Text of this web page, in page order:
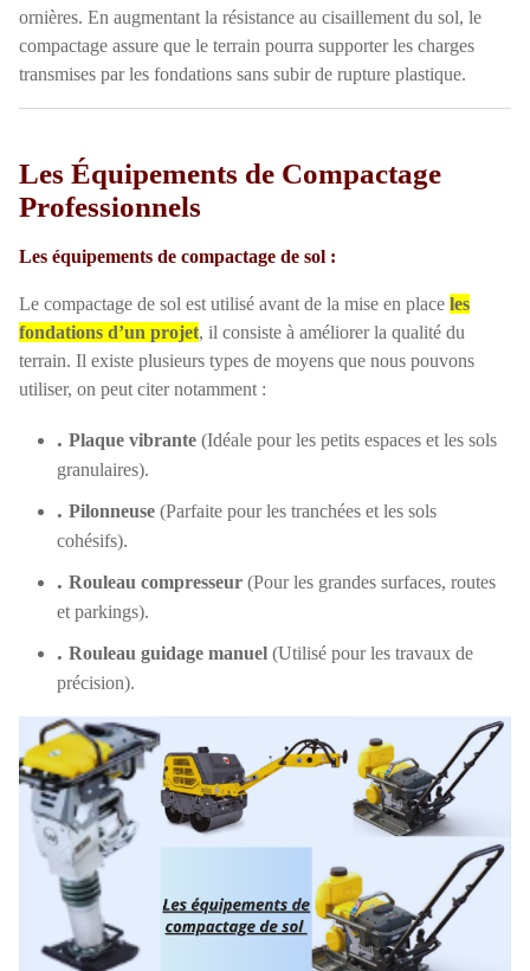
ornières. En augmentant la résistance au cisaillement du sol, le
compactage assure que le terrain pourra supporter les charges
transmises par les fondations sans subir de rupture plastique.
Les Équipements de Compactage
Professionnels
Les équipements de compactage de sol :
Le compactage de sol est utilisé avant de la mise en place les
fondations d’un projet, il consiste à améliorer la qualité du
terrain. Il existe plusieurs types de moyens que nous pouvons
utiliser, on peut citer notamment :
. Plaque vibrante (Idéale pour les petits espaces et les sols
granulaires).
. Pilonneuse (Parfaite pour les tranchées et les sols
cohésifs).
. Rouleau compresseur (Pour les grandes surfaces, routes
et parkings).
. Rouleau guidage manuel (Utilisé pour les travaux de
précision).